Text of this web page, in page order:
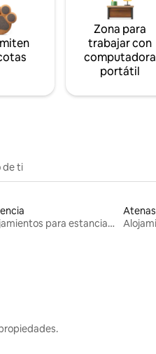
Zona para
trabajar con
computadora
portátil
de ti
Alojamientos para estancias largas
Atenas